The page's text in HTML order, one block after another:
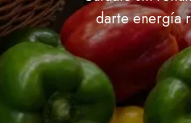
darte energía